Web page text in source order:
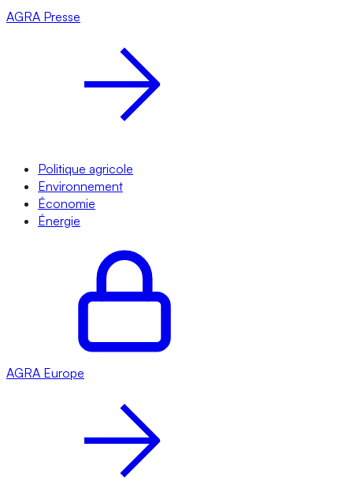
AGRA Presse
Politique agricole
Environnement
Économie
Énergie
AGRA Europe